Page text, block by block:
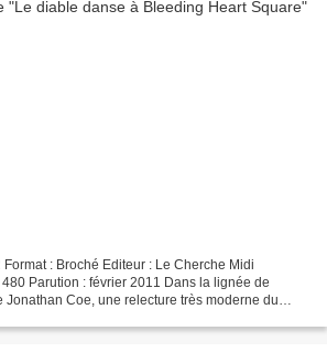
Format : Broché Editeur : Le Cherche Midi
Parution : février 2011 Dans la lignée de
Jonathan Coe, une relecture très moderne du